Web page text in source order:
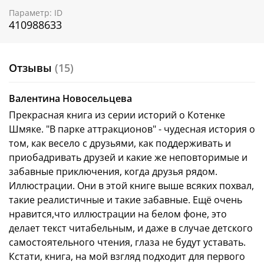
Параметр: ID
410988633
Отзывы (15)
Валентина Новосельцева
Прекрасная книга из серии историй о Котенке
Шмяке. "В парке аттракционов" - чудесная история о
том, как весело с друзьями, как поддерживать и
приобадривать друзей и какие же неповторимые и
забавные приключения, когда друзья рядом.
Иллюстрации. Они в этой книге выше всяких похвал,
такие реалистичные и такие забавные. Ещё очень
нравится,что иллюстрации на белом фоне, это
делает текст читабельным, и даже в случае детского
самостоятельного чтения, глаза не будут уставать.
Кстати, книга, на мой взгляд подходит для первого